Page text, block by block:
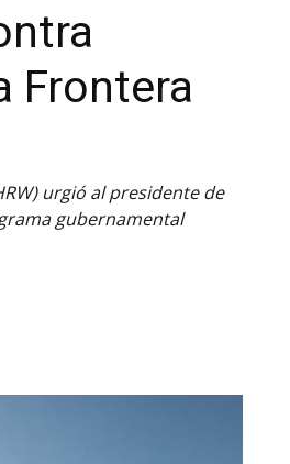
Frontera
urgió al presidente de
gubernamental